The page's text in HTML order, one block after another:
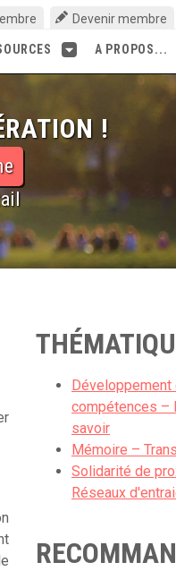
Devenir membre
A PROPOS...
!
Développement
compétences –
savoir
Mémoire –
Solidarité de
Réseaux